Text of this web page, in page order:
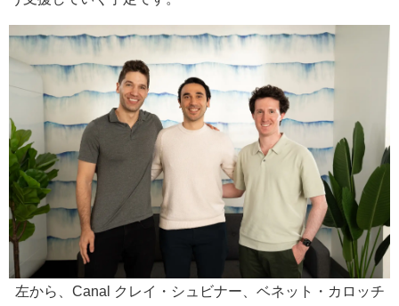
左から、Canal クレイ・シュビナー、ベネット・カロッチ